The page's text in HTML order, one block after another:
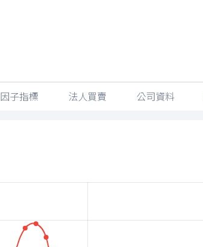
因子指標 法人買賣 公司資料